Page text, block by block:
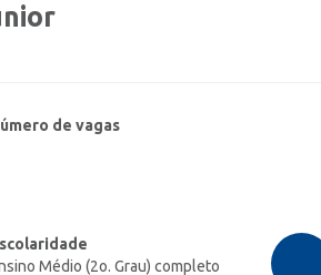
de vagas
Médio (2o. Grau) completo